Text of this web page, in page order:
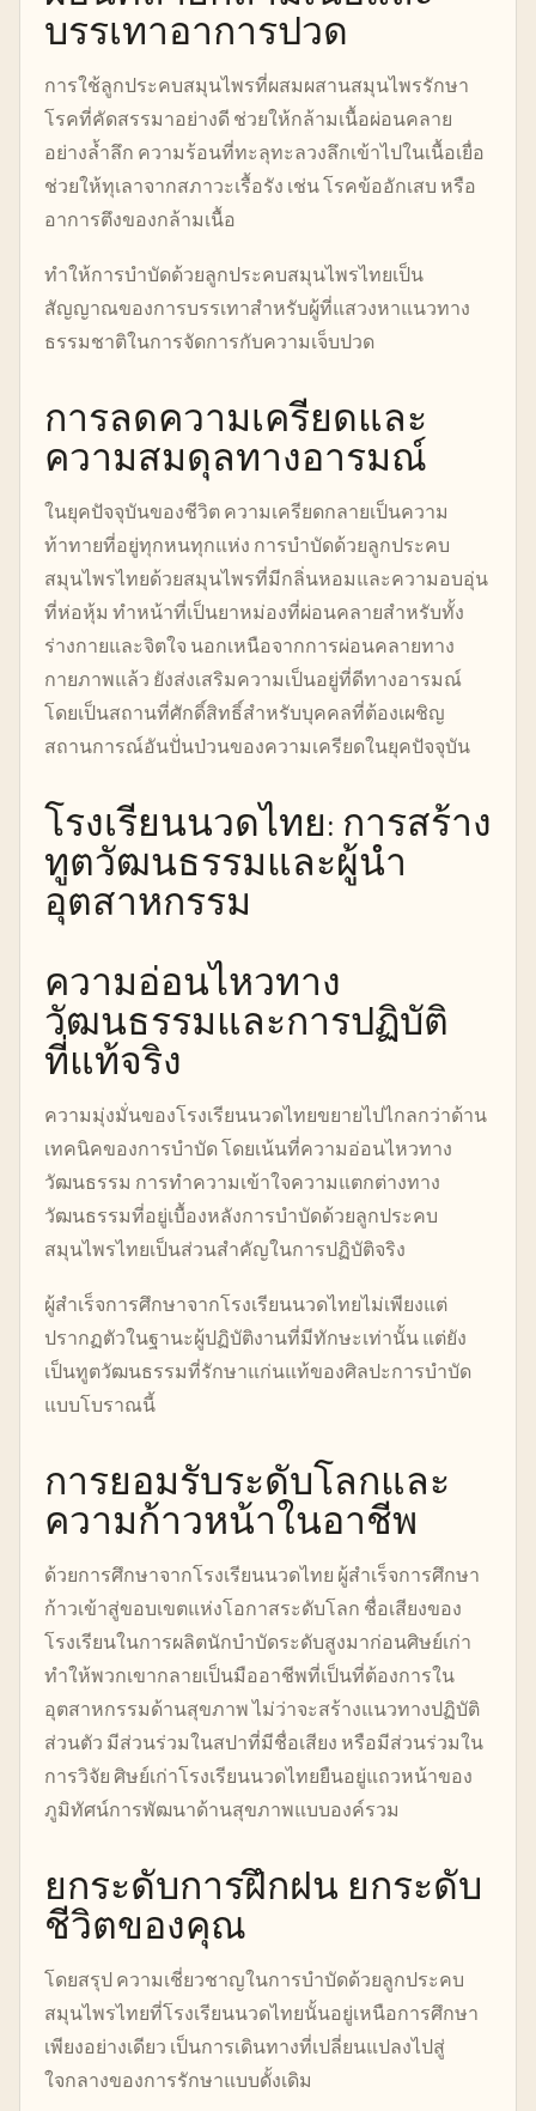
บรรเทาอาการปวด
การใช้ลูกประคบสมุนไพรที่ผสมผสานสมุนไพรรักษา
โรคที่คัดสรรมาอย่างดี ช่วยให้กล้ามเนื้อผ่อนคลาย
อย่างล้ำลึก ความร้อนที่ทะลุทะลวงลึกเข้าไปในเนื้อเยื่อ
ช่วยให้ทุเลาจากสภาวะเรื้อรัง เช่น โรคข้ออักเสบ หรือ
อาการตึงของกล้ามเนื้อ
ทำให้การบำบัดด้วยลูกประคบสมุนไพรไทยเป็น
สัญญาณของการบรรเทาสำหรับผู้ที่แสวงหาแนวทาง
ธรรมชาติในการจัดการกับความเจ็บปวด
การลดความเครียดและ
ความสมดุลทางอารมณ์
ในยุคปัจจุบันของชีวิต ความเครียดกลายเป็นความ
ท้าทายที่อยู่ทุกหนทุกแห่ง การบำบัดด้วยลูกประคบ
สมุนไพรไทยด้วยสมุนไพรที่มีกลิ่นหอมและความอบอุ่น
ที่ห่อหุ้ม ทำหน้าที่เป็นยาหม่องที่ผ่อนคลายสำหรับทั้ง
ร่างกายและจิตใจ นอกเหนือจากการผ่อนคลายทาง
กายภาพแล้ว ยังส่งเสริมความเป็นอยู่ที่ดีทางอารมณ์
โดยเป็นสถานที่ศักดิ์สิทธิ์สำหรับบุคคลที่ต้องเผชิญ
สถานการณ์อันปั่นป่วนของความเครียดในยุคปัจจุบัน
โรงเรียนนวดไทย: การสร้าง
ทูตวัฒนธรรมและผู้นำ
อุตสาหกรรม
ความอ่อนไหวทาง
วัฒนธรรมและการปฏิบัติ
ที่แท้จริง
ความมุ่งมั่นของโรงเรียนนวดไทยขยายไปไกลกว่าด้าน
เทคนิคของการบำบัด โดยเน้นที่ความอ่อนไหวทาง
วัฒนธรรม การทำความเข้าใจความแตกต่างทาง
วัฒนธรรมที่อยู่เบื้องหลังการบำบัดด้วยลูกประคบ
สมุนไพรไทยเป็นส่วนสำคัญในการปฏิบัติจริง
ผู้สำเร็จการศึกษาจากโรงเรียนนวดไทยไม่เพียงแต่
ปรากฏตัวในฐานะผู้ปฏิบัติงานที่มีทักษะเท่านั้น แต่ยัง
เป็นทูตวัฒนธรรมที่รักษาแก่นแท้ของศิลปะการบำบัด
แบบโบราณนี้
การยอมรับระดับโลกและ
ความก้าวหน้าในอาชีพ
ด้วยการศึกษาจากโรงเรียนนวดไทย ผู้สำเร็จการศึกษา
ก้าวเข้าสู่ขอบเขตแห่งโอกาสระดับโลก ชื่อเสียงของ
โรงเรียนในการผลิตนักบำบัดระดับสูงมาก่อนศิษย์เก่า
ทำให้พวกเขากลายเป็นมืออาชีพที่เป็นที่ต้องการใน
อุตสาหกรรมด้านสุขภาพ ไม่ว่าจะสร้างแนวทางปฏิบัติ
ส่วนตัว มีส่วนร่วมในสปาที่มีชื่อเสียง หรือมีส่วนร่วมใน
การวิจัย ศิษย์เก่าโรงเรียนนวดไทยยืนอยู่แถวหน้าของ
ภูมิทัศน์การพัฒนาด้านสุขภาพแบบองค์รวม
ยกระดับการฝึกฝน ยกระดับ
ชีวิตของคุณ
โดยสรุป ความเชี่ยวชาญในการบำบัดด้วยลูกประคบ
สมุนไพรไทยที่โรงเรียนนวดไทยนั้นอยู่เหนือการศึกษา
เพียงอย่างเดียว เป็นการเดินทางที่เปลี่ยนแปลงไปสู่
ใจกลางของการรักษาแบบดั้งเดิม